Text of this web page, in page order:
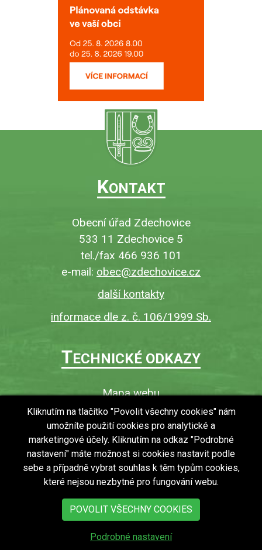
KONTAKT
Obecní úřad Zdechovice
533 11 Zdechovice 5
tel./fax 466 936 101
e-mail: obec@zdechovice.cz
další kontakty
informace dle z. č. 106/1999 Sb.
TECHNICKÉ ODKAZY
Mapa webu
O webu
Povinně zveřejňované informace
Ochrana osobních údajů (GDPR)
Vyhledávání
RSS
Bezbariérový přístup v obci
copyright © 2018 - 2026Obec Zdechovice
Kliknutím na tlačítko "Povolit všechny cookies" nám
umožníte použití cookies pro analytické a
marketingové účely. Kliknutím na odkaz "Podrobné
nastavení" máte možnost si cookies nastavit podle
sebe a případně vybrat souhlas k těm typům cookies,
které nejsou nezbytné pro fungování webu.
POVOLIT VŠECHNY COOKIES
Podrobné nastavení